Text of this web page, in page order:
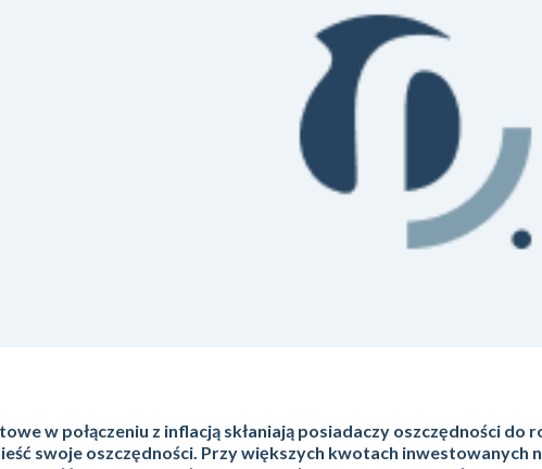
w połączeniu z inflacją skłaniają posiadaczy oszczędności do
swoje oszczędności. Przy większych kwotach inwestowanych